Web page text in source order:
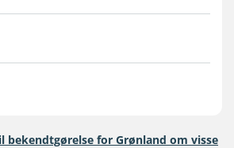
bekendtgørelse for Grønland om visse